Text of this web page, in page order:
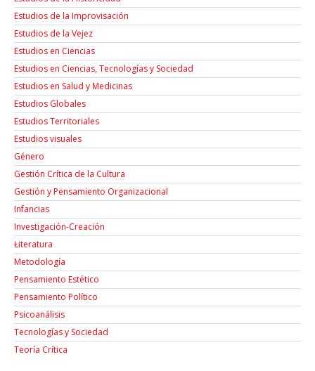
Estudios de la Improvisación
Estudios de la Vejez
Estudios en Ciencias
Estudios en Ciencias, Tecnologías y Sociedad
Estudios en Salud y Medicinas
Estudios Globales
Estudios Territoriales
Estudios visuales
Género
Gestión Crítica de la Cultura
Gestión y Pensamiento Organizacional
Infancias
Investigación-Creación
Łiteratura
Metodología
Pensamiento Estético
Pensamiento Político
Psicoanálisis
Tecnologías y Sociedad
Teoría Crítica